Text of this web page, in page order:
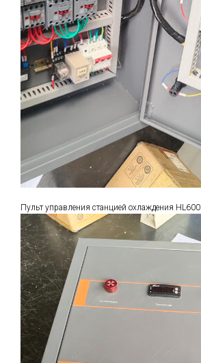
Пульт управления станцией охлаждения HL600